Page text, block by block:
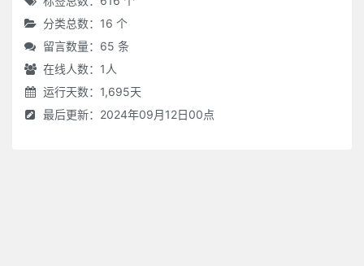
分类总数：16 个
留言数量：65 条
在线人数： 1 人
运行天数：1,695天
最后更新：2024年09月12日00点